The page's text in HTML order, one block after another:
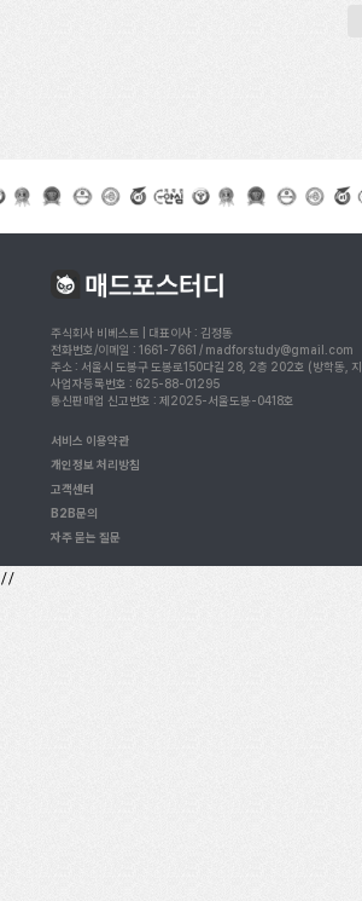
주식회사 비베스트 | 대표이사 : 김정동
전화번호/이메일 : 1661-7661 / madforstudy@gmail.com
주소 : 서울시 도봉구 도봉로150다길 28, 2층 202호 (방학동,
사업자등록번호 : 625-88-01295
통신판매업 신고번호 : 제2025-서울도봉-0418호
서비스 이용약관
개인정보 처리방침
고객센터
B2B문의
자주 묻는 질문
//